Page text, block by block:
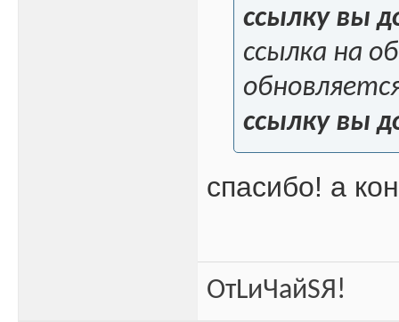
ссылку вы
ссылка на
ссылку вы
спасибо! а
ОтLиЧайSЯ!